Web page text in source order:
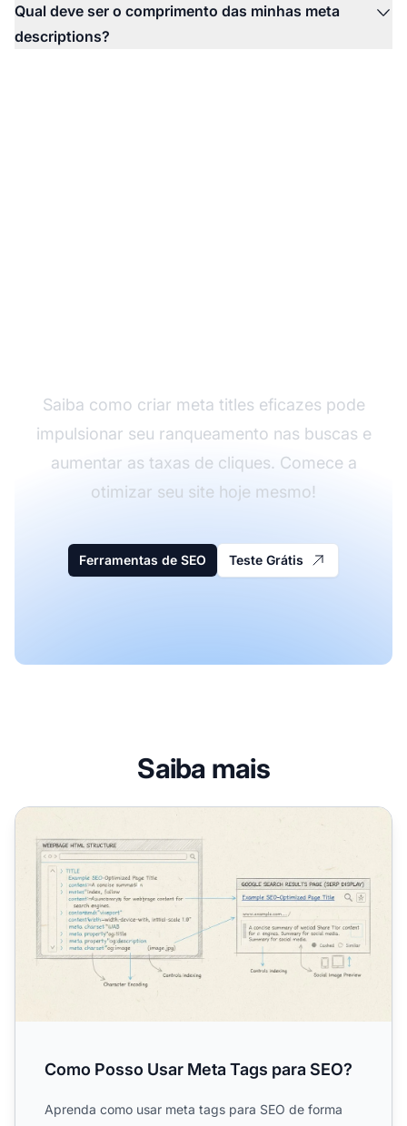
Qual deve ser o comprimento das minhas meta
descriptions?
Saiba como criar meta titles eficazes pode
impulsionar seu ranqueamento nas buscas e
aumentar as taxas de cliques. Comece a
otimizar seu site hoje mesmo!
Ferramentas de SEO Teste Grátis
Saiba mais
Como Posso Usar Meta Tags para SEO?
Como Posso Usar Meta Tags para SEO?
Aprenda como usar meta tags para SEO de forma